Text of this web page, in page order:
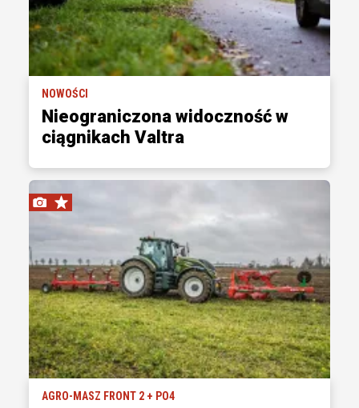
NOWOŚCI
Nieograniczona widoczność w
ciągnikach Valtra
AGRO-MASZ FRONT 2 + PO4